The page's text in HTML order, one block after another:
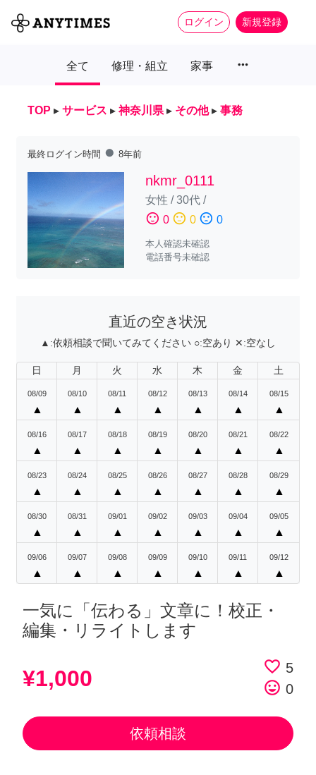
ログイン 新規登録
全て 修理・組立 家事 more_horiz
TOP ▸ サービス ▸ 神奈川県 ▸ その他 ▸ 事務
最終ログイン時間 fiber_manual_record 8年前
nkmr_0111
女性 /30代/
sentiment_satisfied 0 sentiment_neutral 0 sentiment_dissatisfied 0
本人確認未確認
電話番号未確認
直近の空き状況
▲:依頼相談で聞いてみてください ○:空あり ✕:空なし
日 月 火 水 木 金 土
08/09
▲
08/10
▲
08/11
▲
08/12
▲
08/13
▲
08/14
▲
08/15
▲
08/16
▲
08/17
▲
08/18
▲
08/19
▲
08/20
▲
08/21
▲
08/22
▲
08/23
▲
08/24
▲
08/25
▲
08/26
▲
08/27
▲
08/28
▲
08/29
▲
08/30
▲
08/31
▲
09/01
▲
09/02
▲
09/03
▲
09/04
▲
09/05
▲
09/06
▲
09/07
▲
09/08
▲
09/09
▲
09/10
▲
09/11
▲
09/12
▲
一気に「伝わる」文章に！校正・
編集・リライトします
¥1,000 favorite_border 5
tag_faces 0
依頼相談